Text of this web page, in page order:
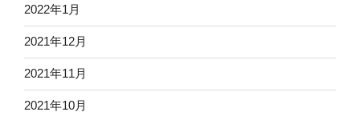
2022年1月
2021年12月
2021年11月
2021年10月